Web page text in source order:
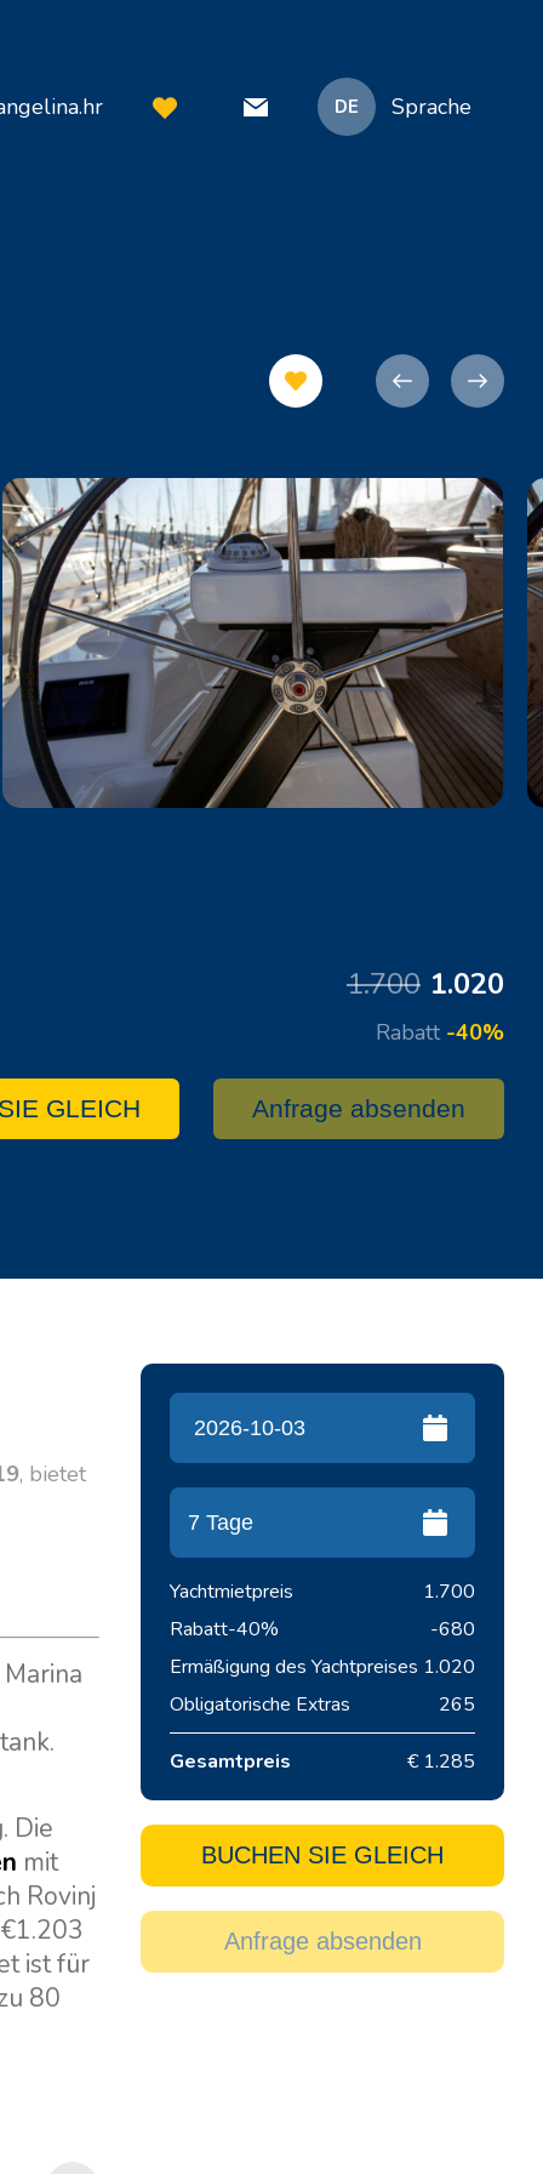
DE Sprache
1.700 1.020
Rabatt -40%
GLEICH Anfrage absenden
, bietet
Die
mit
Rovinj
ist für
80
Yachtmietpreis
1.700
Rabatt-40%
-680
Ermäßigung des Yachtpreises 1.020
Obligatorische Extras
265
Gesamtpreis € 1.285
BUCHEN SIE GLEICH
Anfrage absenden